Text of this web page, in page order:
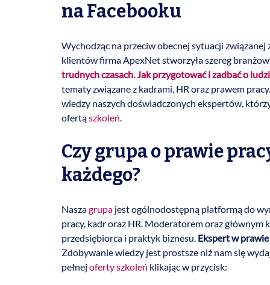
na Facebooku
Wychodząc na przeciw obecnej sytuacji
klientów firma ApexNet stworzyła szereg
trudnych czasach. Jak przygotować i zadbać o
tematy związane z kadrami, HR oraz prawem
wiedzy naszych doświadczonych ekspertów,
ofertąszkoleń.
Czy grupa o prawie
każdego?
Naszagrupa jest ogólnodostępną platformą do
pracy, kadr oraz HR. Moderatorem oraz
przedsiębiorca i praktyk biznesu. Ekspert w
Zdobywanie wiedzy jest prostsze niż nam się
pełnej oferty szkoleń klikając w przycisk: